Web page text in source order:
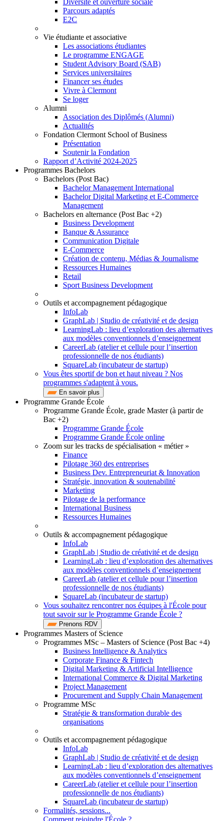
Diversité et ouverture sociale
Parcours adaptés
E2C
Vie étudiante et associative
Les associations étudiantes
Le programme ENGAGE
Student Advisory Board (SAB)
Services universitaires
Financer ses études
Vivre à Clermont
Se loger
Alumni
Association des Diplômés (Alumni)
Actualités
Fondation Clermont School of Business
Présentation
Soutenir la Fondation
Rapport d’Activité 2024-2025
Programmes Bachelors
Bachelors (Post Bac)
Bachelor Management International
Bachelor Digital Marketing et E-Commerce
Management
Bachelors en alternance (Post Bac +2)
Business Development
Banque & Assurance
Communication Digitale
E-Commerce
Création de contenu, Médias & Journalisme
Ressources Humaines
Retail
Sport Business Development
Outils et accompagnement pédagogique
InfoLab
GraphLab | Studio de créativité et de design
LearningLab : lieu d’exploration des alternatives
aux modèles conventionnels d’enseignement
CareerLab (atelier et cellule pour l’insertion
professionnelle de nos étudiants)
SquareLab (incubateur de startup)
Vous êtes sportif de bon et haut niveau ? Nos
programmes s'adaptent à vous.
En savoir plus
Programme Grande École
Programme Grande École, grade Master (à partir de
Bac +2)
Programme Grande École
Programme Grande École online
Zoom sur les tracks de spécialisation « métier »
Finance
Pilotage 360 des entreprises
Business Dev. Entrepreneuriat & Innovation
Stratégie, innovation & soutenabilité
Marketing
Pilotage de la performance
International Business
Ressources Humaines
Outils & accompagnement pédagogique
InfoLab
GraphLab | Studio de créativité et de design
LearningLab : lieu d’exploration des alternatives
aux modèles conventionnels d’enseignement
CareerLab (atelier et cellule pour l’insertion
professionnelle de nos étudiants)
SquareLab (incubateur de startup)
Vous souhaitez rencontrer nos équipes à l'École pour
tout savoir sur le Programme Grande École ?
Prenons RDV
Programmes Masters of Science
Programmes MSc – Masters of Science (Post Bac +4)
Business Intelligence & Analytics
Corporate Finance & Fintech
Digital Marketing & Artificial Intelligence
International Commerce & Digital Marketing
Project Management
Procurement and Supply Chain Management
Programme MSc
Stratégie & transformation durable des
organisations
Outils et accompagnement pédagogique
InfoLab
GraphLab | Studio de créativité et de design
LearningLab : lieu d’exploration des alternatives
aux modèles conventionnels d’enseignement
CareerLab (atelier et cellule pour l’insertion
professionnelle de nos étudiants)
SquareLab (incubateur de startup)
Formalités, sessions...
Comment rejoindre l'École ?